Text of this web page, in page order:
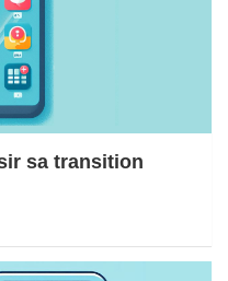
sa transition